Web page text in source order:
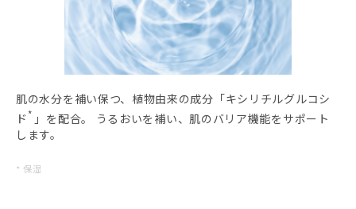
肌の水分を補い保つ、植物由来の成分「キシリチルグルコシ
ド * 」を配合。 うるおいを補い、肌のバリア機能をサポート
します。
* 保湿